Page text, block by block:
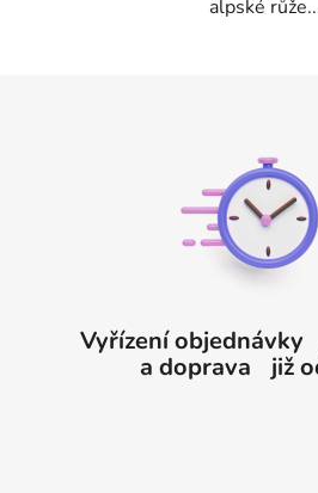
alpské
Vyřízení
a doprava již